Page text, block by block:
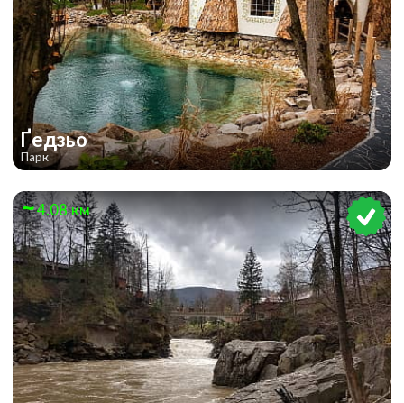
Ґедзьо
Парк
4.08 км